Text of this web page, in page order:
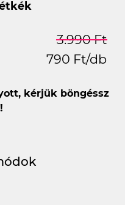
3.990 Ft
790 Ft/db
kérjük böngéssz